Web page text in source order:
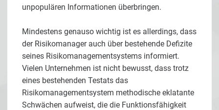
unpopulären Informationen überbringen.
Mindestens genauso wichtig ist es allerdings, dass
der Risikomanager auch über bestehende Defizite
seines Risikomanagementsystems informiert.
Vielen Unternehmen ist nicht bewusst, dass trotz
eines bestehenden Testats das
Risikomanagementsystem methodische eklatante
Schwächen aufweist, die die Funktionsfähigkeit